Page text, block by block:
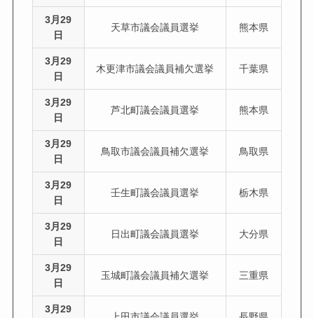
3月29
日
天草市議会議員選挙 熊本県
3月29
日
木更津市議会議員補欠選挙 千葉県
3月29
日
芦北町議会議員選挙 熊本県
3月29
日
鳥取市議会議員補欠選挙 鳥取県
3月29
日
壬生町議会議員選挙 栃木県
3月29
日
日出町議会議員選挙 大分県
3月29
日
玉城町議会議員補欠選挙 三重県
3月29